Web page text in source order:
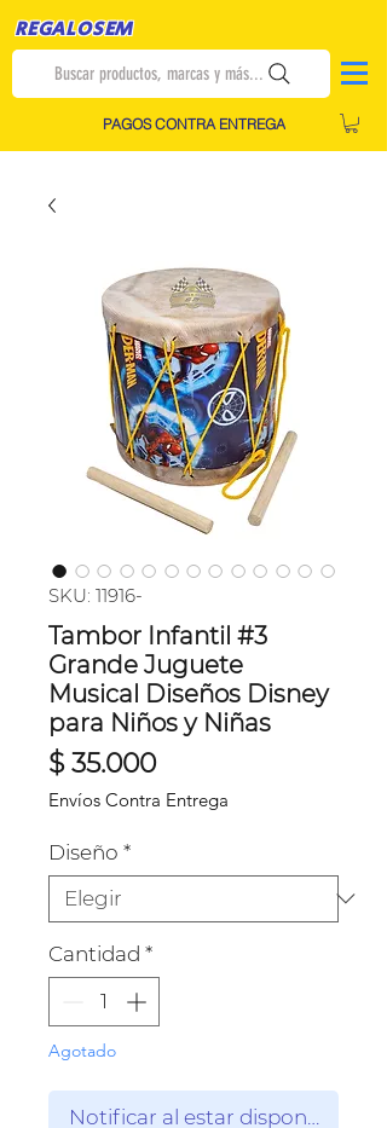
REGALOSEM
Buscar productos, marcas y más...
PAGOS CONTRA ENTREGA
SKU: 11916-
Tambor Infantil #3
Grande Juguete
Musical Diseños Disney
para Niños y Niñas
$ 35.000Precio
Envíos Contra Entrega
Diseño *
Cantidad *
Agotado
Notificar al estar disponible